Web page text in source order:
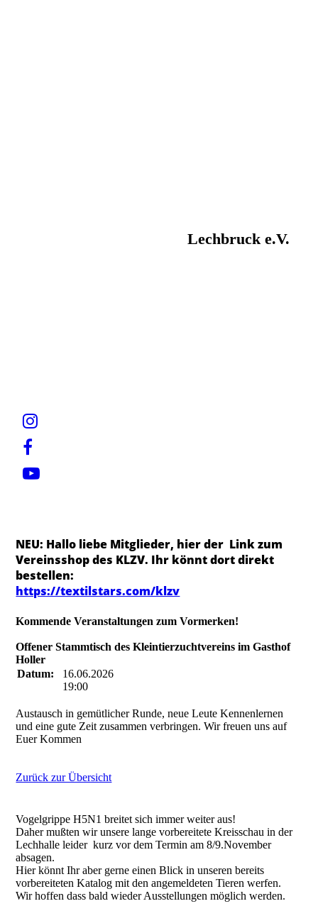
Lechbruck e.V.
NEU: Hallo liebe Mitglieder, hier der Link zum
Vereinsshop des KLZV. Ihr könnt dort direkt
bestellen:
https://textilstars.com/klzv
Kommende Veranstaltungen zum Vormerken!
Offener Stammtisch des Kleintierzuchtvereins im Gasthof
Holler
Datum:
16.06.2026
19:00
Austausch in gemütlicher Runde, neue Leute Kennenlernen
und eine gute Zeit zusammen verbringen. Wir freuen uns auf
Euer Kommen
Zurück zur Übersicht
Vogelgrippe H5N1 breitet sich immer weiter aus!
Daher mußten wir unsere lange vorbereitete Kreisschau in der
Lechhalle leider kurz vor dem Termin am 8/9.November
absagen.
Hier könnt Ihr aber gerne einen Blick in unseren bereits
vorbereiteten Katalog mit den angemeldeten Tieren werfen.
Wir hoffen dass bald wieder Ausstellungen möglich werden.